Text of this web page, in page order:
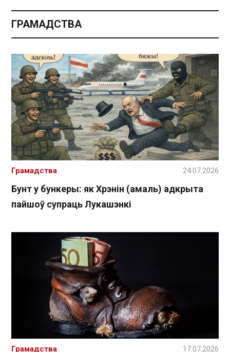
ГРАМАДСТВА
Бунт у бункеры: як Хрэнін (амаль) адкрыта
пайшоў супраць Лукашэнкі
Грамадства 24.07.2026
Грамадства 17.07.2026